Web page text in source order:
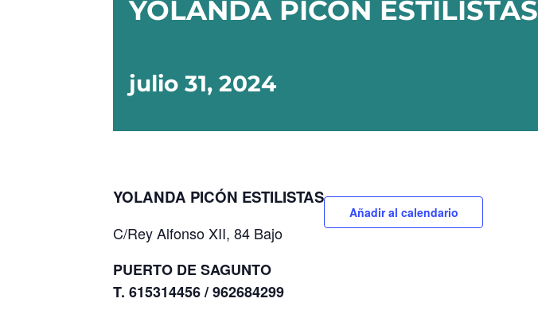
YOLANDA PICÓN ESTILISTAS
julio 31, 2024
YOLANDA PICÓN ESTILISTAS
C/Rey Alfonso XII, 84 Bajo
PUERTO DE SAGUNTO
T. 615314456 / 962684299
Añadir al calendario